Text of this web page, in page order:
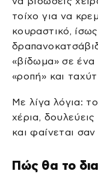
τοίχο για να
κουραστικό,
«βίδωμα» σε ένα
«ροπή» και
Με λίγα λόγια:
χέρια,
και φαίνεται
Πώς θα το